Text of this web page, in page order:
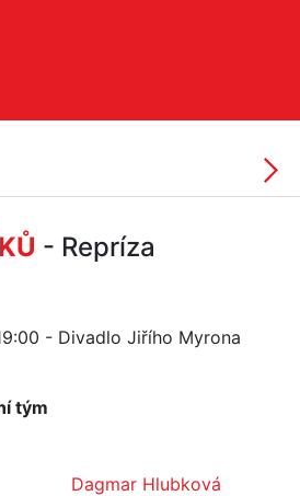
- Repríza
- Divadlo Jiřího Myrona
tým
Dagmar Hlubková